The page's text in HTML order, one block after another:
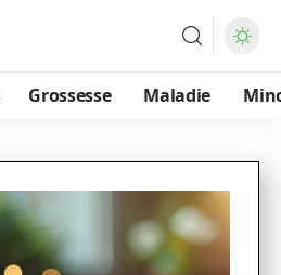
Grossesse Maladie